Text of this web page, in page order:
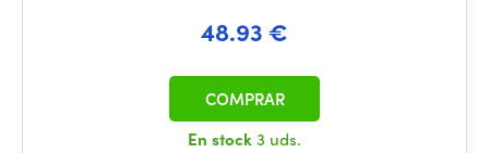
48.93 €
En stock3 uds.
COMPRAR